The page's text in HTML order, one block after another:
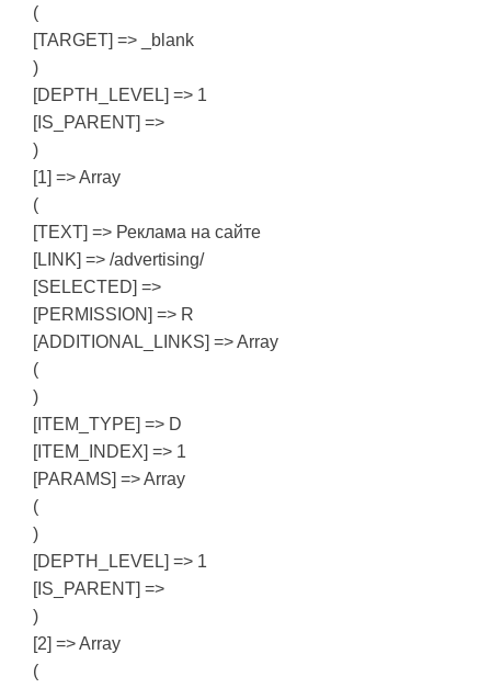
(
[TARGET] => _blank
)
[DEPTH_LEVEL] => 1
[IS_PARENT] =>
)
[1] => Array
(
[TEXT] => Реклама на сайте
[LINK] => /advertising/
[SELECTED] =>
[PERMISSION] => R
[ADDITIONAL_LINKS] => Array
(
)
[ITEM_TYPE] => D
[ITEM_INDEX] => 1
[PARAMS] => Array
(
)
[DEPTH_LEVEL] => 1
[IS_PARENT] =>
)
[2] => Array
(